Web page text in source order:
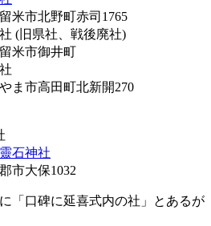
米市北野町赤司1765
(旧県社、戦後廃社)
米市御井町
ま市高田町北新開270
石神社
市大保1032
「口碑に延喜式内の社」とあるが